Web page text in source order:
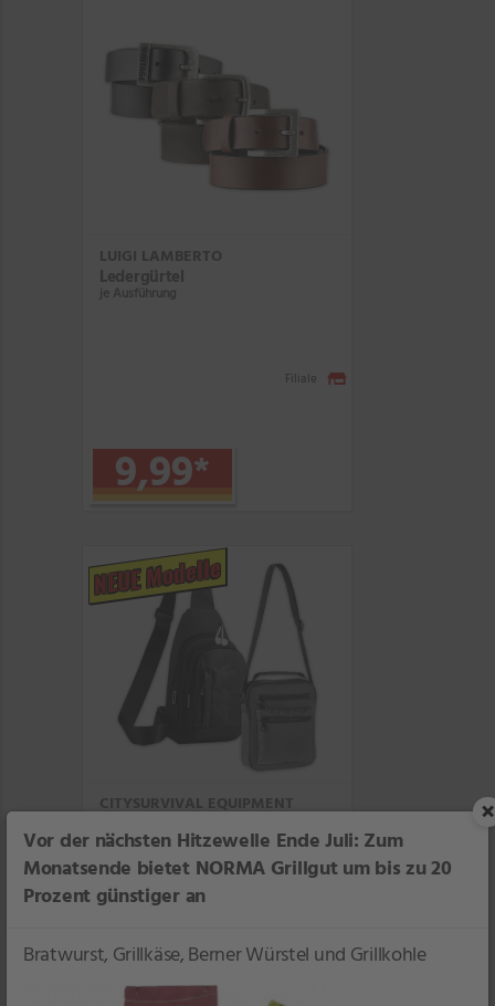
LUIGI LAMBERTO
Ledergürtel
je Ausführung
9,99*
Filiale
NEUE Modelle
CITYSURVIVAL EQUIPMENT
je Rucksack
×
Vor der nächsten Hitzewelle Ende Juli: Zum
Monatsende bietet NORMA Grillgut um bis zu 20
Prozent günstiger an
Bratwurst, Grillkäse, Berner Würstel und Grillkohle